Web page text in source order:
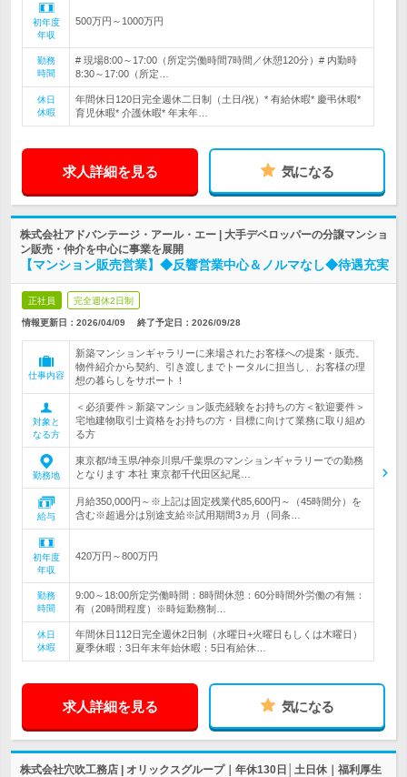
初年度
年収
500万円～1000万円
勤務
時間
# 現場8:00～17:00（所定労働時間7時間／休憩120分）# 内勤時
8:30～17:00（所定…
休日
休暇
年間休日120日完全週休二日制（土日/祝）* 有給休暇* 慶弔休暇*
育児休暇* 介護休暇* 年末年…
求人詳細を見る 気になる
株式会社アドバンテージ・アール・エー | 大手デベロッパーの分譲マンショ
ン販売・仲介を中心に事業を展開
【マンション販売営業】◆反響営業中心＆ノルマなし◆待遇充実
正社員 完全週休2日制
情報更新日：2026/04/09 終了予定日： 2026/09/28
仕事内容
新築マンションギャラリーに来場されたお客様への提案・販売。
物件紹介から契約、引き渡しまでトータルに担当し、お客様の理
想の暮らしをサポート！
対象と
なる方
＜必須要件＞新築マンション販売経験をお持ちの方＜歓迎要件＞
宅地建物取引士資格をお持ちの方・目標に向けて業務に取り組め
る方
勤務地
東京都/埼玉県/神奈川県/千葉県のマンションギャラリーでの勤務
となります 本社 東京都千代田区紀尾…
給与
月給350,000円～※上記は固定残業代85,600円～（45時間分）を
含む※超過分は別途支給※試用期間3ヵ月（同条…
初年度
年収
420万円～800万円
勤務
時間
9:00～18:00所定労働時間：8時間休憩：60分時間外労働の有無：
有（20時間程度）※時短勤務制…
休日
休暇
年間休日112日完全週休2日制（水曜日+火曜日もしくは木曜日）
夏季休暇：3日年末年始休暇：5日有給休…
求人詳細を見る 気になる
株式会社穴吹工務店 | オリックスグループ｜年休130日│土日休｜福利厚生